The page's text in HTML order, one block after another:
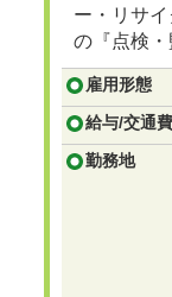
ー・リサ
の『点検
頂きます。
...つづ
雇用形態
給与/交通費
勤務地